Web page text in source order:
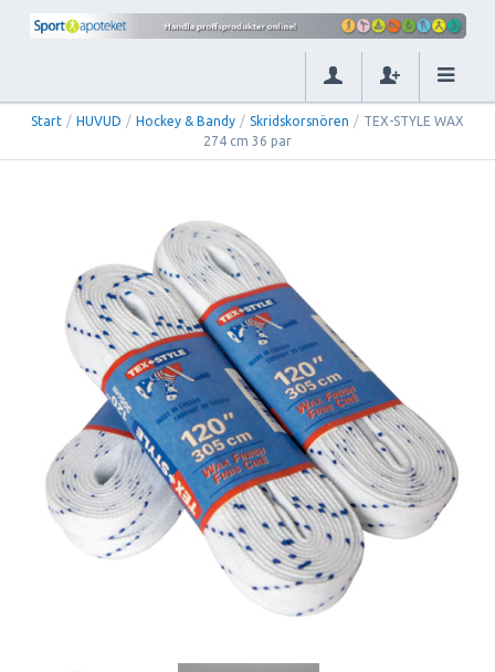
Start / HUVUD / Hockey & Bandy / Skridskorsnören / TEX-STYLE WAX
274 cm 36 par